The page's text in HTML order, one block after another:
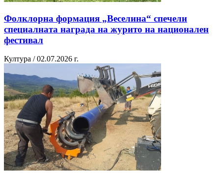
Фолклорна формация „Веселина“ спечели
специалната награда на журито на национален
фестивал
Култура / 02.07.2026 г.